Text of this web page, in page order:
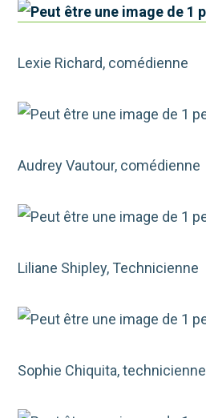
Lexie Richard, comédienne
Audrey Vautour, comédienne
Liliane Shipley, Technicienne
Sophie Chiquita, technicienne